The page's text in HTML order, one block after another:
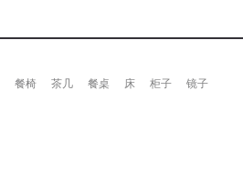
餐椅 茶几 餐桌 床 柜子 镜子